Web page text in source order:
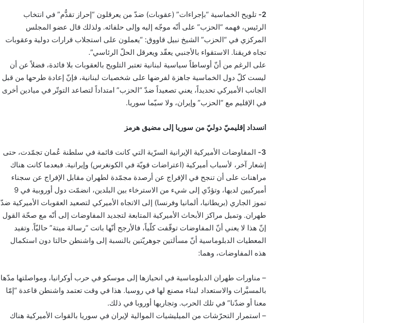
2-
تلويح الخماسية “بإجراءات” (عقوبات) ضدّ من يعرقلون “إحراز تقدُّم” في انتخاب
الرئيس، فهمه “الحزب” على أنّه موجّه إليه وإلى حلفائه. ولذلك قال عضو المجلس
المركزي في “الحزب” الشيخ نبيل قاووق: “يعملون على استجلاب قرارات دولية وعقوبات
تجاه فريقنا. الاستقواء بالأجنبي يعقّد ويعرقل الحلّ الرئاسي”.
على الرغم من أنّ أوساطاً سياسية لبنانية تعتبر التلويح بالعقوبات بلا فائدة، فضلاً عن أن
ليست كلّ دول الخماسية جاهزة لفرضها على شخصيات لبنانية، فإنّ إعادة طرحها من قبل
الجانب الأميركي تحديداً، يعني تصعيداً ضدّ “الحزب” امتداداً لتصاعد التوتّر في ميادين أخرى
في الإقليم مع “الحزب” وإيران، ولا سيّما سوريا.
انسداد إقليميّ دوليّ من سوريا إلى مضيق هرمز
3-
المفاوضات الأميركية الإيرانية السرّية التي كانت قائمة في سلطنة عُمان تجمّدت، حتى
إشعار آخر، لأسباب أميركية (اعتراضات قويّة في الكونغرس) وإيرانية. فبعدما كانت هناك
مراهنات على أن تنجح في الإفراج عن أرصدة مجمّدة لطهران مقابل الإفراج عن سجناء
أميركيين لديها، وتؤدّي إلى شيء من الاسترخاء بين البلدين، انضمّت دول أوروبية في 9
تموز الجاري (بريطانيا، ألمانيا وفرنسا) إلى الاتجاه الأميركي لتصعيد العقوبات الأميركية ضدّ
طهران. وتميل مراكز الأبحاث الأميركية المتابعة لتجديد المفاوضات إلى أنّه مع صحّة القول
إنّ هذا لا يعني أنّ المفاوضات توقّفت كلّياً، فالأرجح أنّها باتت “رسالة ميتة” حاليّاً. وتفيد
المعطيات الدبلوماسية أنّ مسألتين جوهريّتين بالنسبة إلى واشنطن حالتا دون استكمال
هذه المفاوضات، وهما:
– مناورات طهران الدبلوماسية في انحيازها إلى موسكو في حرب أوكرانيا، ومواصلتها مدّها
بالمسيَّرات والاستعداد لبناء مصنع لها في روسيا. هذا في وقت تعتمد واشنطن قاعدة “إمّا
معنا أو ضدّنا” في تلك الحرب. وتجاريها أوروبا في ذلك.
– استمرار التحرّشات من الميليشيات الموالية لإيران في سوريا بالقوات الأميركية هناك